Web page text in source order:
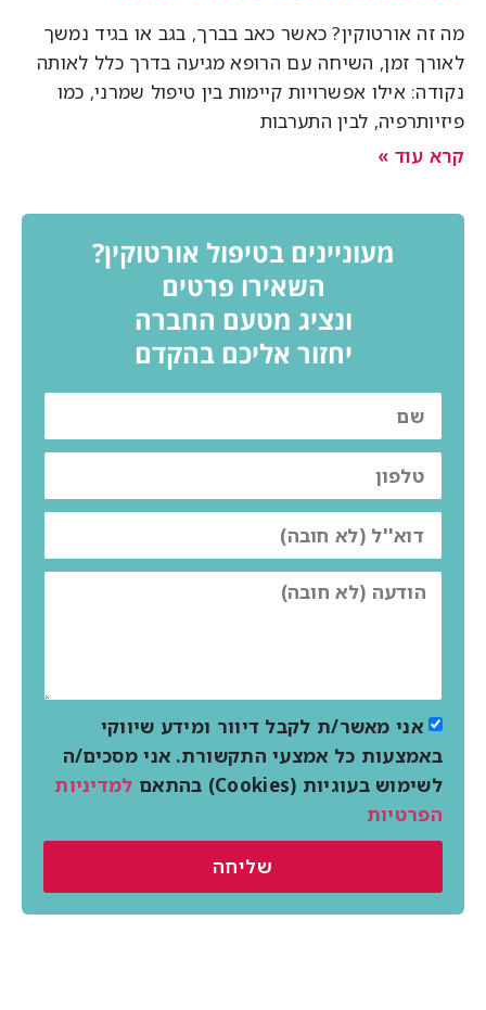
זה אורטוקין? כאשר כאב בברך, בגב או בגיד נמשך
זמן, השיחה עם הרופא מגיעה בדרך כלל לאותה
אילו אפשרויות קיימות בין טיפול שמרני, כמו
לבין התערבות
עוד »
מעוניינים בטיפול אורטוקין?
השאירו פרטים
ונציג מטעם החברה
יחזור אליכם בהקדם
אני מאשר/ת לקבל דיוור ומידע שיווקי
באמצעות כל אמצעי התקשורת. אני מסכים/ה
לשימוש בעוגיות (Cookies) בהתאם
למדיניות
הפרטיות
שליחה